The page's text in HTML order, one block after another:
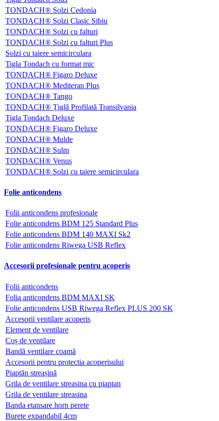
TONDACH® Solzi Cedonia
TONDACH® Solzi Clasic Sibiu
TONDACH® Solzi cu falturi
TONDACH® Solzi cu falturi Plus
Solzi cu taiere semicirculara
Tigla Tondach cu format mic
TONDACH® Figaro Deluxe
TONDACH® Mediteran Plus
TONDACH® Tango
TONDACH® Țiglă Profilată Transilvania
Tigla Tondach Deluxe
TONDACH® Figaro Deluxe
TONDACH® Mulde
TONDACH® Sulm
TONDACH® Venus
TONDACH® Solzi cu taiere semicirculara
Folie anticondens
Folii anticondens profesionale
Folie anticondens BDM 125 Standard Plus
Folie anticondens BDM 140 MAXI Sk2
Folie anticondens Riwega USB Reflex
Accesorii profesionale pentru acoperis
Folii anticondens
Folia anticondens BDM MAXI SK
Folie anticondens USB Riwega Reflex PLUS 200 SK
Accesorii ventilare acoperis
Element de ventilare
Coș de ventilare
Bandă ventilare coamă
Accesorii pentru protectia acoperisului
Piaptăn streașină
Grila de ventilare streasina cu piaptan
Grila de ventilare streasina
Banda etansare horn perete
Burete expandabil 4cm